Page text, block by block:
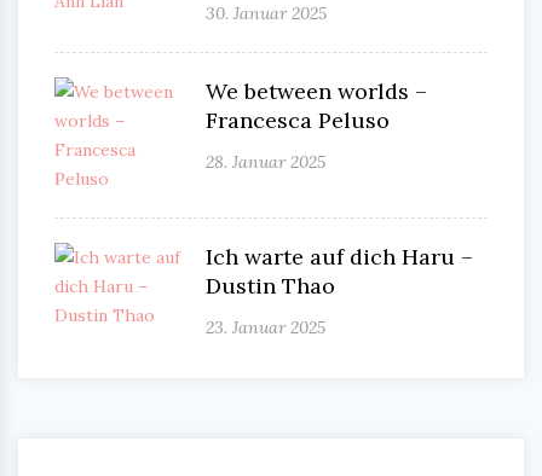
30. Januar 2025
We between worlds –
Francesca Peluso
28. Januar 2025
Ich warte auf dich Haru –
Dustin Thao
23. Januar 2025